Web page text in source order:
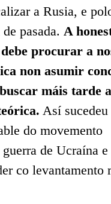
a Rusia, e
pasada. A
procurar a
non asumir
máis tarde
Así sucedeu
do movemento
de Ucraína e
co levantamento